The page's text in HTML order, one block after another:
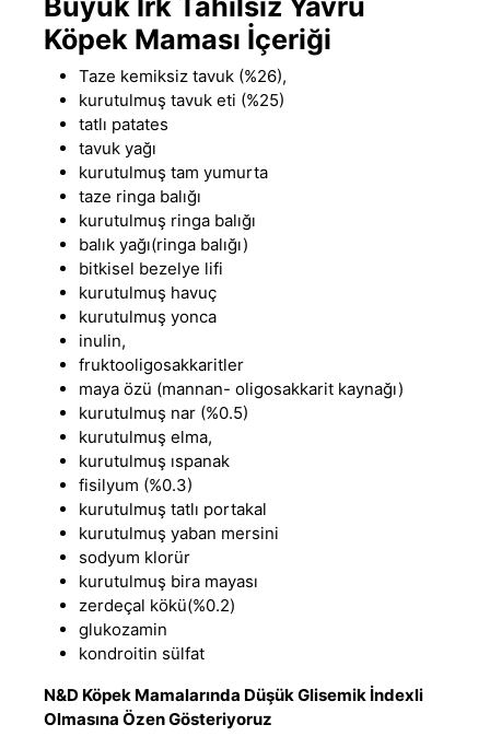
Köpek Maması İçeriği
Taze kemiksiz tavuk (%26),
kurutulmuş tavuk eti (%25)
tatlı patates
tavuk yağı
kurutulmuş tam yumurta
taze ringa balığı
kurutulmuş ringa balığı
balık yağı(ringa balığı)
bitkisel bezelye lifi
kurutulmuş havuç
kurutulmuş yonca
inulin,
fruktooligosakkaritler
maya özü (mannan- oligosakkarit kaynağı)
kurutulmuş nar (%0.5)
kurutulmuş elma,
kurutulmuş ıspanak
fisilyum (%0.3)
kurutulmuş tatlı portakal
kurutulmuş yaban mersini
sodyum klorür
kurutulmuş bira mayası
zerdeçal kökü(%0.2)
glukozamin
kondroitin sülfat
N&D Köpek Mamalarında Düşük Glisemik İndexli
Olmasına Özen Gösteriyoruz